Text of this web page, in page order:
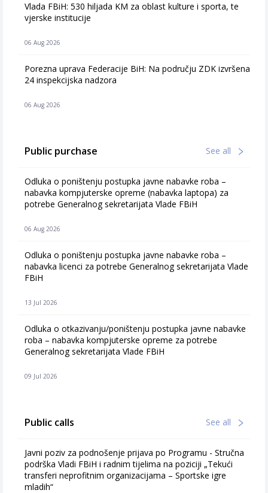
Vlada FBiH: 530 hiljada KM za oblast kulture i sporta, te
vjerske institucije
06 Aug 2026
Porezna uprava Federacije BiH: Na području ZDK izvršena
24 inspekcijska nadzora
06 Aug 2026
Public purchase See all
Odluka o poništenju postupka javne nabavke roba –
nabavka kompjuterske opreme (nabavka laptopa) za
potrebe Generalnog sekretarijata Vlade FBiH
06 Aug 2026
Odluka o poništenju postupka javne nabavke roba –
nabavka licenci za potrebe Generalnog sekretarijata Vlade
FBiH
13 Jul 2026
Odluka o otkazivanju/poništenju postupka javne nabavke
roba – nabavka kompjuterske opreme za potrebe
Generalnog sekretarijata Vlade FBiH
09 Jul 2026
Public calls See all
Javni poziv za podnošenje prijava po Programu - Stručna
podrška Vladi FBiH i radnim tijelima na poziciji „Tekući
transferi neprofitnim organizacijama – Sportske igre
mladih“